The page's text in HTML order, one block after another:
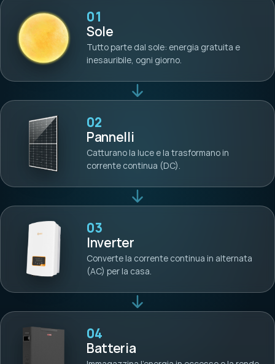
01
Sole
Tutto parte dal sole: energia gratuita e
inesauribile, ogni giorno.
02
Pannelli
Catturano la luce e la trasformano in
corrente continua (DC).
03
Inverter
Converte la corrente continua in alternata
(AC) per la casa.
04
Batteria